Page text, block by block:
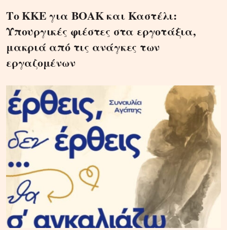
Το ΚΚΕ για ΒΟΑΚ και Καστέλι:
Υπουργικές φιέστες στα εργοτάξια,
μακριά από τις ανάγκες των
εργαζομένων